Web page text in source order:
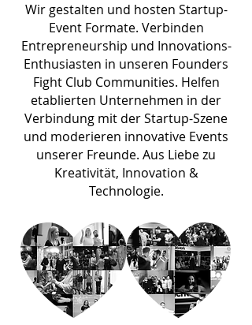
Wir gestalten und hosten Startup-
Event Formate. Verbinden
Entrepreneurship und Innovations-
Enthusiasten in unseren Founders
Fight Club Communities. Helfen
etablierten Unternehmen in der
Verbindung mit der Startup-Szene
und moderieren innovative Events
unserer Freunde. Aus Liebe zu
Kreativität, Innovation &
Technologie.